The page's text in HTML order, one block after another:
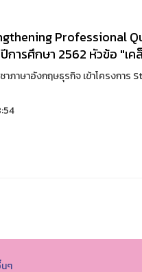
Professional
การศึกษา 2562 หัวข้อ "เ
าภาษาอังกฤษธุรกิจ เข้าโครงกา
ๆ